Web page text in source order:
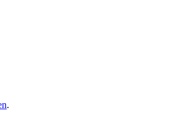
.